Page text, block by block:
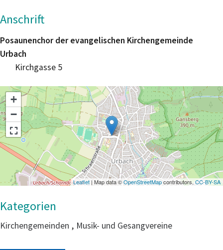
Anschrift
Posaunenchor der evangelischen Kirchengemeinde
Urbach
Kirchgasse 5
+
−
Leaflet | Map data ©OpenStreetMapcontributors,CC-BY-SA
Kirchengemeinden , Musik- und Gesangvereine